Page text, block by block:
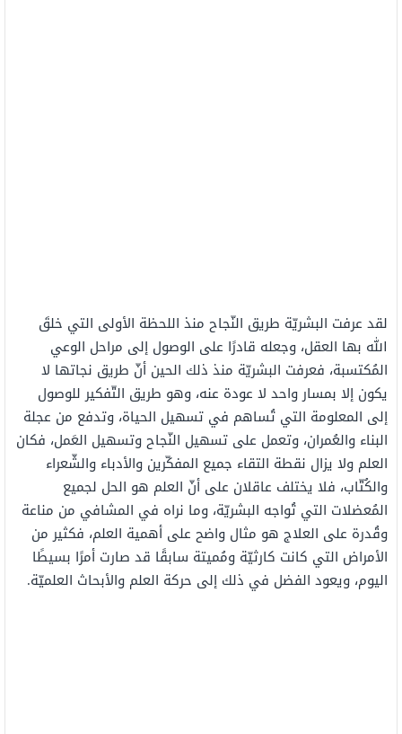
لقد عرفت البشريّة طريق النّجاح منذ اللحظة الأولى التي خلقَ
الله بها العقل، وجعله قادرًا على الوصول إلى مراحل الوعي
المُكتسبة، فعرفت البشريّة منذ ذلك الحين أنّ طريق نجاتها لا
يكون إلا بمسار واحد لا عودة عنه، وهو طريق التّفكير للوصول
إلى المعلومة التي تُساهم في تسهيل الحياة، وتدفع من عجلة
البناء والعُمران، وتعمل على تسهيل النّجاح وتسهيل العَمل، فكان
العلم ولا يزال نقطة التقاء جميع المفكّرين والأدباء والشّعراء
والكُتّاب، فلا يختلف عاقلان على أنّ العلم هو الحل لجميع
المُعضلات التي تُواجه البشريّة، وما نراه في المشافي من مناعة
وقُدرة على العلاج هو مثال واضح على أهمية العلم، فكثير من
الأمراض التي كانت كارثيّة ومُميتة سابقًا قد صارت أمرًا بسيطًا
اليوم، ويعود الفضل في ذلك إلى حركة العلم والأبحاث العلميّة.